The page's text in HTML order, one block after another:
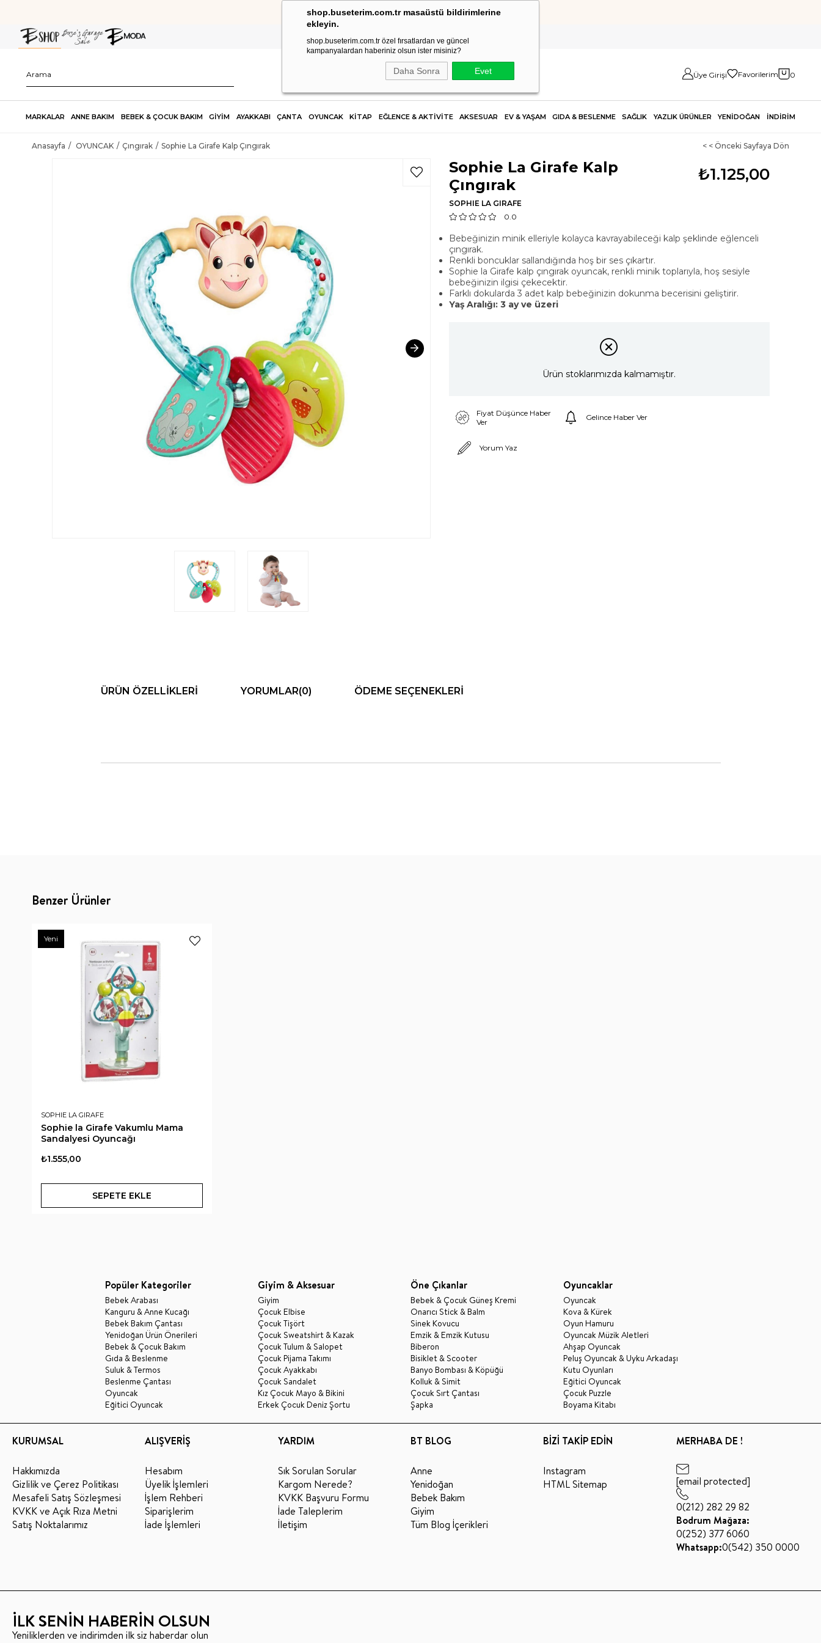
shop.buseterim.com.tr masaüstü bildirimlerine
ekleyin.
shop.buseterim.com.tr özel fırsatlardan ve güncel
kampanyalardan haberiniz olsun ister misiniz?
Daha Sonra Evet
HIZLI KARGO
Üye Girişi Favorilerim 0
MARKALAR ANNE BAKIM BEBEK & ÇOCUK BAKIM GİYİM AYAKKABI ÇANTA OYUNCAK KİTAP EĞLENCE & AKTİVİTE AKSESUAR EV & YAŞAM GIDA & BESLENME SAĞLIK YAZLIK ÜRÜNLER YENİDOĞAN İNDİRİM
Anasayfa OYUNCAK Çıngırak Sophie La Girafe Kalp Çıngırak < < Önceki Sayfaya Dön
₺1.125,00
Sophie La Girafe Kalp
Çıngırak
SOPHIE LA GIRAFE
0.0
Bebeğinizin minik elleriyle kolayca kavrayabileceği kalp şeklinde eğlenceli
çıngırak.
Renkli boncuklar sallandığında hoş bir ses çıkartır.
Sophie la Girafe kalp çıngırak oyuncak, renkli minik toplarıyla, hoş sesiyle
bebeğinizin ilgisi çekecektir.
Farklı dokularda 3 adet kalp bebeğinizin dokunma becerisini geliştirir.
Yaş Aralığı: 3 ay ve üzeri
Ürün stoklarımızda kalmamıştır.
Fiyat Düşünce Haber
Ver
Gelince Haber Ver
Yorum Yaz
ÜRÜN ÖZELLIKLERI YORUMLAR(0) ÖDEME SEÇENEKLERI
Benzer Ürünler
SOPHIE LA GIRAFE
Sophie la Girafe Vakumlu Mama
Sandalyesi Oyuncağı
₺1.555,00
SEPETE EKLE
Yeni
Popüler Kategoriler
Bebek Arabası
Kanguru & Anne Kucağı
Bebek Bakım Çantası
Yenidoğan Ürün Önerileri
Bebek & Çocuk Bakım
Gıda & Beslenme
Suluk & Termos
Beslenme Çantası
Oyuncak
Eğitici Oyuncak
Giyim & Aksesuar
Giyim
Çocuk Elbise
Çocuk Tişört
Çocuk Sweatshirt & Kazak
Çocuk Tulum & Salopet
Çocuk Pijama Takımı
Çocuk Ayakkabı
Çocuk Sandalet
Kız Çocuk Mayo & Bikini
Erkek Çocuk Deniz Şortu
Öne Çıkanlar
Bebek & Çocuk Güneş Kremi
Onarıcı Stick & Balm
Sinek Kovucu
Emzik & Emzik Kutusu
Biberon
Bisiklet & Scooter
Banyo Bombası & Köpüğü
Kolluk & Simit
Çocuk Sırt Çantası
Şapka
Oyuncaklar
Oyuncak
Kova & Kürek
Oyun Hamuru
Oyuncak Müzik Aletleri
Ahşap Oyuncak
Peluş Oyuncak & Uyku Arkadaşı
Kutu Oyunları
Eğitici Oyuncak
Çocuk Puzzle
Boyama Kitabı
KURUMSAL
Hakkımızda
Gizlilik ve Çerez Politikası
Mesafeli Satış Sözleşmesi
KVKK ve Açık Rıza Metni
Satış Noktalarımız
ALIŞVERİŞ
Hesabım
Üyelik İşlemleri
İşlem Rehberi
Siparişlerim
İade İşlemleri
YARDIM
Sık Sorulan Sorular
Kargom Nerede?
KVKK Başvuru Formu
İade Taleplerim
İletişim
BT BLOG
Anne
Yenidoğan
Bebek Bakım
Giyim
Tüm Blog İçerikleri
BİZİ TAKİP EDİN
Instagram
HTML Sitemap
MERHABA DE !
[email protected]
0(212) 282 29 82
Bodrum Mağaza:
0(252) 377 6060
Whatsapp:0(542) 350 0000
İLK SENİN HABERİN OLSUN
Yeniliklerden ve indirimden ilk siz haberdar olun